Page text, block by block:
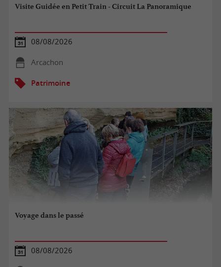
Visite Guidée en Petit Train - Circuit La Panoramique
08/08/2026
Arcachon
Patrimoine
Voyage dans le passé
08/08/2026